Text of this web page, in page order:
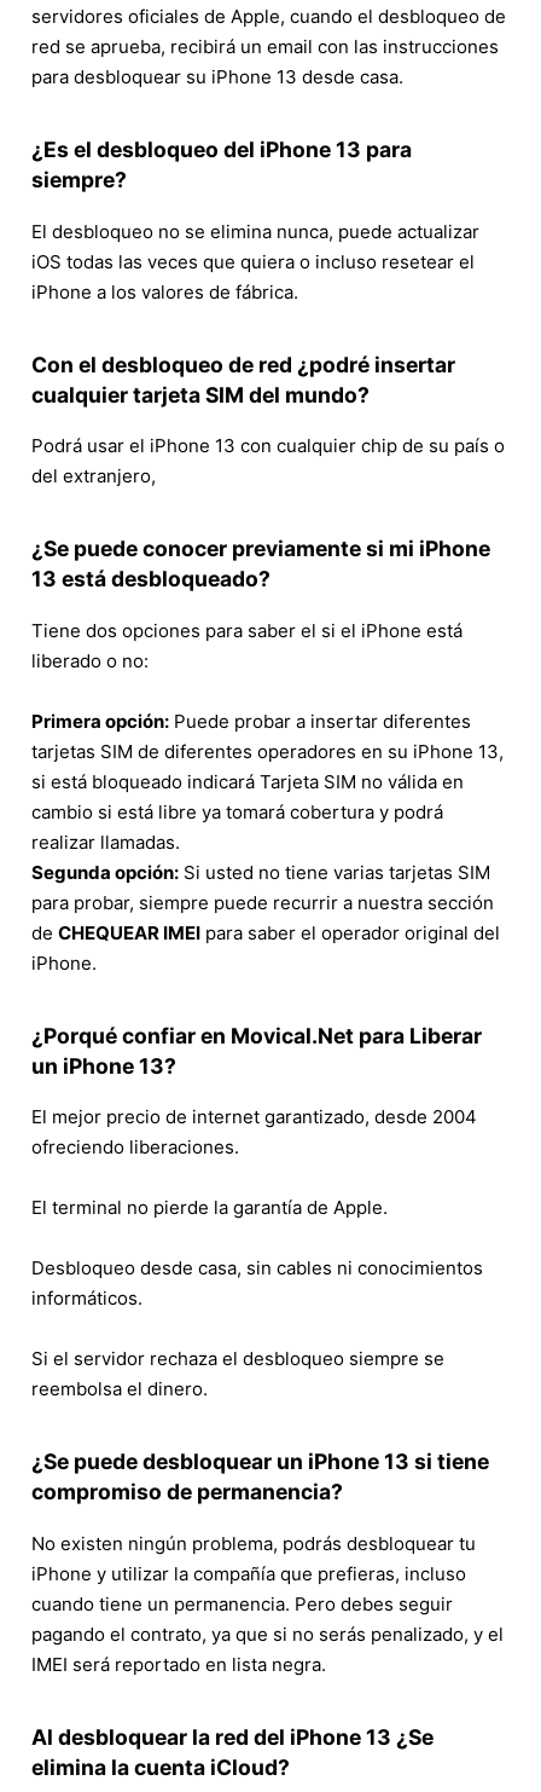
servidores oficiales de Apple, cuando el desbloqueo de
red se aprueba, recibirá un email con las instrucciones
para desbloquear su iPhone 13 desde casa.
¿Es el desbloqueo del iPhone 13 para
siempre?
El desbloqueo no se elimina nunca, puede actualizar
iOS todas las veces que quiera o incluso resetear el
iPhone a los valores de fábrica.
Con el desbloqueo de red ¿podré insertar
cualquier tarjeta SIM del mundo?
Podrá usar el iPhone 13 con cualquier chip de su país o
del extranjero,
¿Se puede conocer previamente si mi iPhone
13 está desbloqueado?
Tiene dos opciones para saber el si el iPhone está
liberado o no:
Primera opción: Puede probar a insertar diferentes
tarjetas SIM de diferentes operadores en su iPhone 13,
si está bloqueado indicará Tarjeta SIM no válida en
cambio si está libre ya tomará cobertura y podrá
realizar llamadas.
Segunda opción: Si usted no tiene varias tarjetas SIM
para probar, siempre puede recurrir a nuestra sección
de CHEQUEAR IMEI para saber el operador original del
iPhone.
¿Porqué confiar en Movical.Net para Liberar
un iPhone 13?
El mejor precio de internet garantizado, desde 2004
ofreciendo liberaciones.
El terminal no pierde la garantía de Apple.
Desbloqueo desde casa, sin cables ni conocimientos
informáticos.
Si el servidor rechaza el desbloqueo siempre se
reembolsa el dinero.
¿Se puede desbloquear un iPhone 13 si tiene
compromiso de permanencia?
No existen ningún problema, podrás desbloquear tu
iPhone y utilizar la compañía que prefieras, incluso
cuando tiene un permanencia. Pero debes seguir
pagando el contrato, ya que si no serás penalizado, y el
IMEI será reportado en lista negra.
Al desbloquear la red del iPhone 13 ¿Se
elimina la cuenta iCloud?